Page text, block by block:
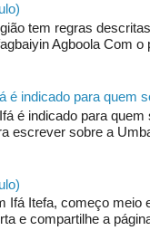
tem regras
Agboola Com
é indicado para quem
é indicado para
escrever sobre a
Ifá Itefa, começo meio
e compartilhe a